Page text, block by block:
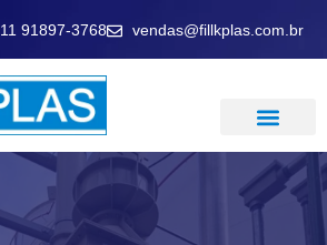
11 91897-3768 vendas@fillkplas.com.br